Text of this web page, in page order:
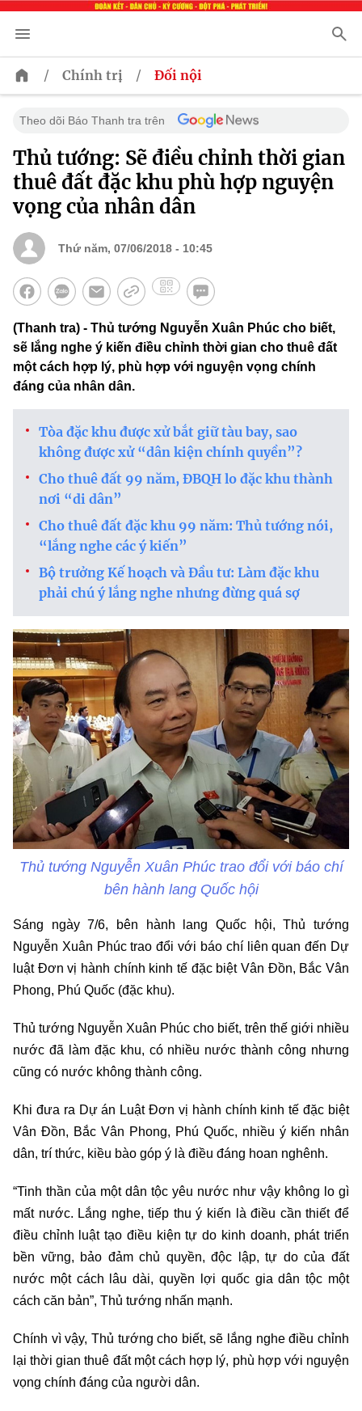
/ Chính trị / Đối nội
Theo dõi Báo Thanh tra trên
Thủ tướng: Sẽ điều chỉnh thời gian
thuê đất đặc khu phù hợp nguyện
vọng của nhân dân
Thứ năm, 07/06/2018 - 10:45
(Thanh tra) - Thủ tướng Nguyễn Xuân Phúc cho biết,
sẽ lắng nghe ý kiến điều chỉnh thời gian cho thuê đất
một cách hợp lý, phù hợp với nguyện vọng chính
đáng của nhân dân.
Tòa đặc khu được xử bắt giữ tàu bay, sao
không được xử “dân kiện chính quyền”?
Cho thuê đất 99 năm, ĐBQH lo đặc khu thành
nơi “di dân”
Cho thuê đất đặc khu 99 năm: Thủ tướng nói,
“lắng nghe các ý kiến”
Bộ trưởng Kế hoạch và Đầu tư: Làm đặc khu
phải chú ý lắng nghe nhưng đừng quá sợ
Thủ tướng Nguyễn Xuân Phúc trao đổi với báo chí
bên hành lang Quốc hội
Sáng ngày 7/6, bên hành lang Quốc hội, Thủ tướng
Nguyễn Xuân Phúc trao đổi với báo chí liên quan đến Dự
luật Đơn vị hành chính kinh tế đặc biệt Vân Đồn, Bắc Vân
Phong, Phú Quốc (đặc khu).
Thủ tướng Nguyễn Xuân Phúc cho biết, trên thế giới nhiều
nước đã làm đặc khu, có nhiều nước thành công nhưng
cũng có nước không thành công.
Khi đưa ra Dự án Luật Đơn vị hành chính kinh tế đặc biệt
Vân Đồn, Bắc Vân Phong, Phú Quốc, nhiều ý kiến nhân
dân, trí thức, kiều bào góp ý là điều đáng hoan nghênh.
“Tinh thần của một dân tộc yêu nước như vậy không lo gì
mất nước. Lắng nghe, tiếp thu ý kiến là điều cần thiết để
điều chỉnh luật tạo điều kiện tự do kinh doanh, phát triển
bền vững, bảo đảm chủ quyền, độc lập, tự do của đất
nước một cách lâu dài, quyền lợi quốc gia dân tộc một
cách căn bản”, Thủ tướng nhấn mạnh.
Chính vì vậy, Thủ tướng cho biết, sẽ lắng nghe điều chỉnh
lại thời gian thuê đất một cách hợp lý, phù hợp với nguyện
vọng chính đáng của người dân.